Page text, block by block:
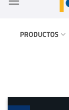
PRODUCTOS